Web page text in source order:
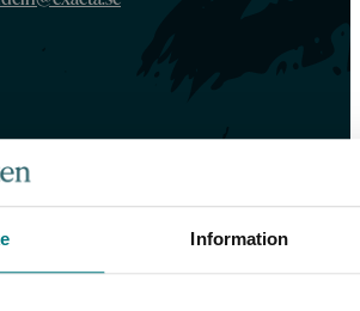
Information
and Norway, please order by email: